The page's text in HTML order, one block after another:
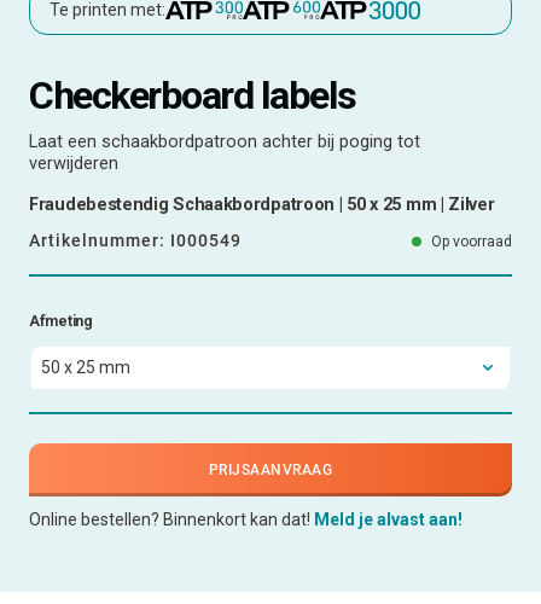
Te printen met:
Checkerboard labels
Laat een schaakbordpatroon achter bij poging tot
verwijderen
Fraudebestendig Schaakbordpatroon | 50 x 25 mm | Zilver
Artikelnummer: I000549 Op voorraad
Afmeting
PRIJSAANVRAAG
Online bestellen? Binnenkort kan dat! Meld je alvast aan!